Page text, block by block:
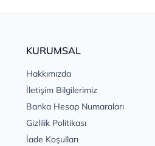
KURUMSAL
Hakkımızda
İletişim Bilgilerimiz
Banka Hesap Numaraları
Gizlilik Politikası
İade Koşulları